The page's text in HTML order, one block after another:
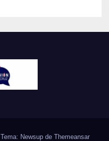
Tema: Newsup de Themeansar